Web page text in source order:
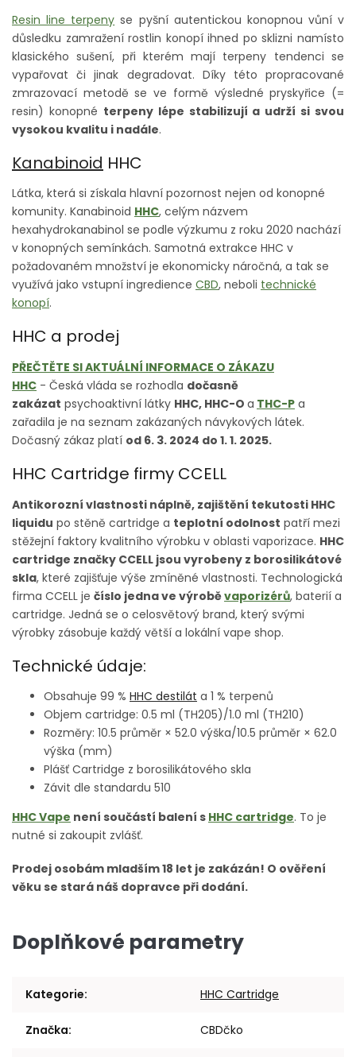
Resin line terpeny se pyšní autentickou konopnou vůní v
důsledku zamražení rostlin konopí ihned po sklizni namísto
klasického sušení, při kterém mají terpeny tendenci se
vypařovat či jinak degradovat. Díky této propracované
zmrazovací metodě se ve formě výsledné pryskyřice (=
resin) konopné terpeny lépe stabilizují a udrží si svou
vysokou kvalitu i nadále.
Kanabinoid HHC
Látka, která si získala hlavní pozornost nejen od konopné
komunity. Kanabinoid HHC, celým názvem
hexahydrokanabinol se podle výzkumu z roku 2020 nachází
v konopných semínkách. Samotná extrakce HHC v
požadovaném množství je ekonomicky náročná, a tak se
využívá jako vstupní ingredience CBD, neboli technické
konopí.
HHC a prodej
PŘEČTĚTE SI AKTUÁLNÍ INFORMACE O ZÁKAZU
HHC - Česká vláda se rozhodla dočasně
zakázat psychoaktivní látky HHC, HHC-O a THC-P a
zařadila je na seznam zakázaných návykových látek.
Dočasný zákaz platí od 6. 3. 2024 do 1. 1. 2025.
HHC Cartridge firmy CCELL
Antikorozní vlastnosti náplně, zajištění tekutosti HHC
liquidu po stěně cartridge a teplotní odolnost patří mezi
stěžejní faktory kvalitního výrobku v oblasti vaporizace. HHC
cartridge značky CCELL jsou vyrobeny z borosilikátové
skla, které zajišťuje výše zmíněné vlastnosti. Technologická
firma CCELL je číslo jedna ve výroběvaporizérů, baterií a
cartridge. Jedná se o celosvětový brand, který svými
výrobky zásobuje každý větší a lokální vape shop.
Technické údaje:
Obsahuje 99 % HHC destilát a 1 % terpenů
Objem cartridge: 0.5 ml (TH205)/1.0 ml (TH210)
Rozměry: 10.5 průměr × 52.0 výška/10.5 průměr × 62.0
výška (mm)
Plášť Cartridge z borosilikátového skla
Závit dle standardu 510
HHC Vape není součástí balení s HHC cartridge. To je
nutné si zakoupit zvlášť.
Prodej osobám mladším 18 let je zakázán! O ověření
věku se stará náš dopravce při dodání.
Doplňkové parametry
Kategorie: HHC Cartridge
Značka: CBDčko